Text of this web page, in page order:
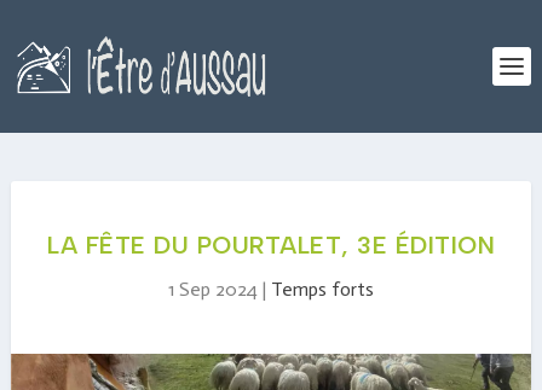
LA FÊTE DU POURTALET, 3E ÉDITION
1 Sep 2024 | Temps forts